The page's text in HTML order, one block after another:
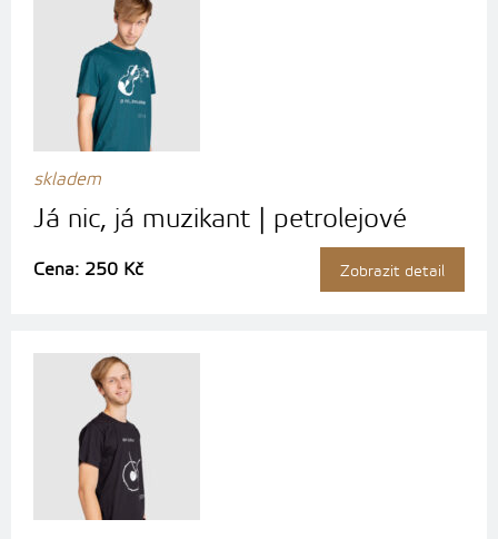
skladem
Já nic, já muzikant | petrolejové
Cena: 250 Kč Zobrazit detail